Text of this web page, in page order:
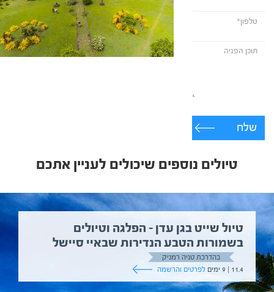
שלח
טיולים נוספים שיכולים לעניין אתכם
טיול שייט בגן עדן – הפלגה וטיולים
בשמורות הטבע הנדירות שבאיי סיישל
בהדרכת טניה רמניק
11.4 | 9 ימים
לפרטים והרשמה